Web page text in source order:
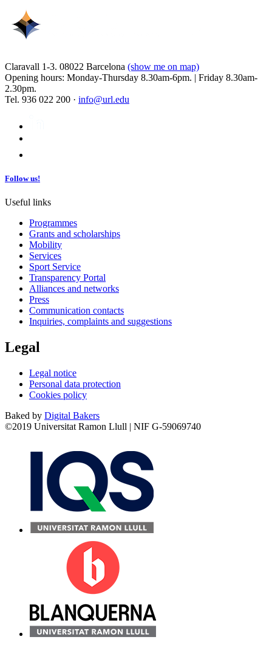
Claravall 1-3. 08022 Barcelona (show me on map)
Opening hours: Monday-Thursday 8.30am-6pm. | Friday 8.30am-
2.30pm.
Tel. 936 022 200 · info@url.edu
Follow us!
Useful links
Programmes
Grants and scholarships
Mobility
Services
Sport Service
Transparency Portal
Alliances and networks
Press
Communication contacts
Inquiries, complaints and suggestions
Legal
Legal notice
Personal data protection
Cookies policy
Baked by Digital Bakers
©2019 Universitat Ramon Llull | NIF G-59069740